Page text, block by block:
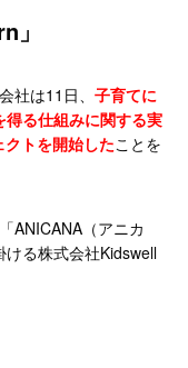
」
社は11日、子育てに
る仕組みに関する実
トを開始したことを
ANICANA（アニカ
る株式会社Kidswell